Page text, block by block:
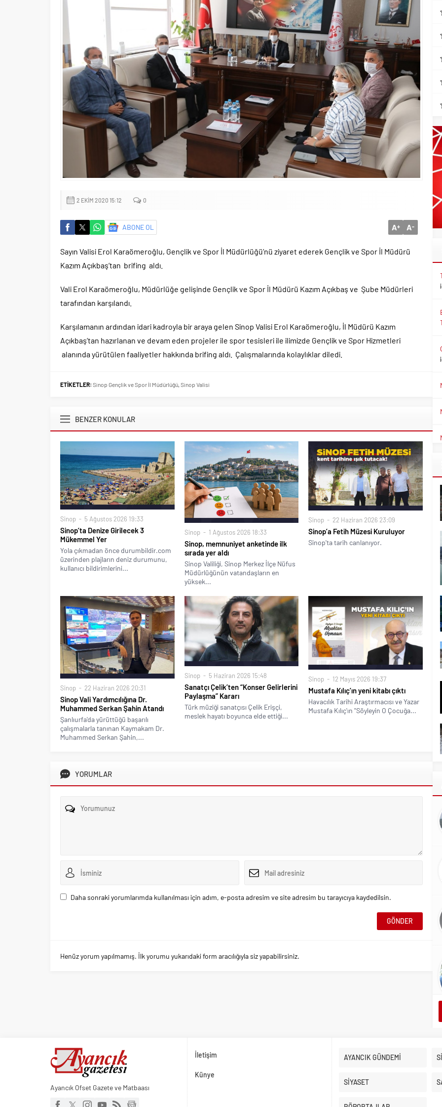
2 EKIM 2020 15:12 0
ABONE OL A+ A-
Sayın Valisi Erol Karaömeroğlu, Gençlik ve Spor İl Müdürlüğü’nü ziyaret ederek Gençlik ve Spor İl Müdürü
Kazım Açıkbaş’tan brifing aldı.
Vali Erol Karaömeroğlu, Müdürlüğe gelişinde Gençlik ve Spor İl Müdürü Kazım Açıkbaş ve Şube Müdürleri
tarafından karşılandı.
Karşılamanın ardından idari kadroyla bir araya gelen Sinop Valisi Erol Karaömeroğlu, İl Müdürü Kazım
Açıkbaş’tan hazırlanan ve devam eden projeler ile spor tesisleri ile ilimizde Gençlik ve Spor Hizmetleri
alanında yürütülen faaliyetler hakkında brifing aldı. Çalışmalarında kolaylıklar diledi.
ETİKETLER: Sinop Gençlik ve Spor İl Müdürlüğü, Sinop Valisi
BENZER KONULAR
Sinop 5 Ağustos 2026 19:33
Sinop’ta Denize Girilecek 3
Mükemmel Yer
Yola çıkmadan önce durumbildir.com
üzerinden plajların deniz durumunu,
kullanıcı bildirimlerini...
Sinop 1 Ağustos 2026 18:33
Sinop, memnuniyet anketinde ilk
sırada yer aldı
Sinop Valiliği, Sinop Merkez İlçe Nüfus
Müdürlüğünün vatandaşların en
yüksek...
Sinop 22 Haziran 2026 23:09
Sinop’a Fetih Müzesi Kuruluyor
Sinop'ta tarih canlanıyor.
Sinop 22 Haziran 2026 20:31
Sinop Vali Yardımcılığına Dr.
Muhammed Serkan Şahin Atandı
Şanlıurfa'da yürüttüğü başarılı
çalışmalarla tanınan Kaymakam Dr.
Muhammed Serkan Şahin,...
Sinop 5 Haziran 2026 15:48
Sanatçı Çelik’ten “Konser Gelirlerini
Paylaşma” Kararı
Türk müziği sanatçısı Çelik Erişçi,
meslek hayatı boyunca elde ettiği...
Sinop 12 Mayıs 2026 19:37
Mustafa Kılıç’ın yeni kitabı çıktı
Havacılık Tarihi Araştırmacısı ve Yazar
Mustafa Kılıç'ın "Söyleyin O Çocuğa...
YORUMLAR
Daha sonraki yorumlarımda kullanılması için adım, e-posta adresim ve site adresim bu tarayıcıya kaydedilsin.
Henüz yorum yapılmamış. İlk yorumu yukarıdaki form aracılığıyla siz yapabilirsiniz.
Ayancık Ofset Gazete ve Matbaası
İletişim
Künye
AYANCIK GÜNDEMİ
SİYASET